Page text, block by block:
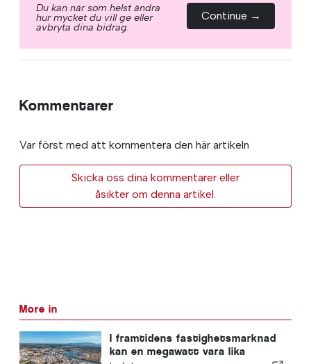
Du kan när som helst ändra
hur mycket du vill ge eller
avbryta dina bidrag.
Continue →
Kommentarer
Var först med att kommentera den här artikeln
Skicka oss dina kommentarer eller
åsikter om denna artikel.
More in
I framtidens fastighetsmarknad
kan en megawatt vara lika